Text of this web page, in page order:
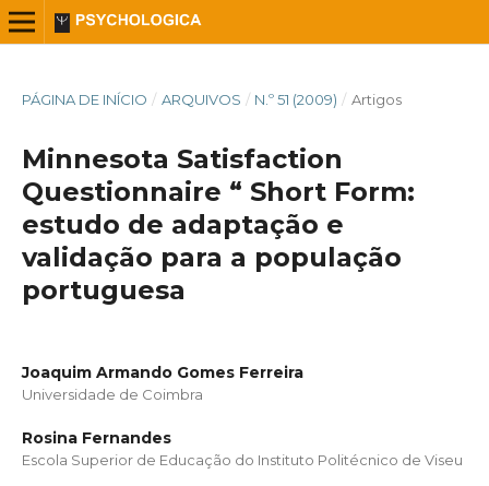
PÁGINA DE INÍCIO / ARQUIVOS / N.º 51 (2009) / Artigos
Minnesota Satisfaction
Questionnaire “ Short Form:
estudo de adaptação e
validação para a população
portuguesa
Joaquim Armando Gomes Ferreira
Universidade de Coimbra
Rosina Fernandes
Escola Superior de Educação do Instituto Politécnico de Viseu